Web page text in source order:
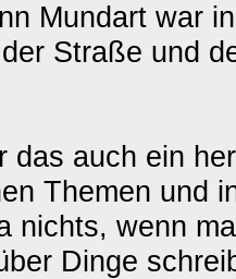
Mundart war
Straße und
das auch ein
Themen und
nichts, wenn
Dinge